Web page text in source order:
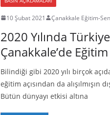
10 Şubat 2021 Çanakkale Eğitim-Sen
2020 Yılında
Çanakkale’de Eğitim
Bilindiği gibi 2020 yılı birçok
eğitim açısından da alışılmışın
Bütün dünyayı etkisi altına